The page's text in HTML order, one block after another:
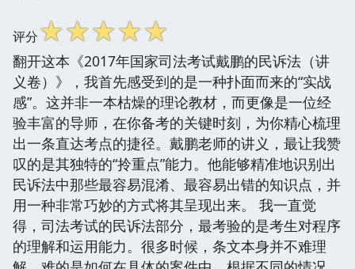
评分☆☆☆☆☆
翻开这本《2017年国家司法考试戴鹏的民诉法（讲
义卷）》，我首先感受到的是一种扑面而来的“实战
感”。这并非一本枯燥的理论教材，而更像是一位经
验丰富的导师，在你备考的关键时刻，为你精心梳理
出一条直达考点的捷径。戴鹏老师的讲义，最让我赞
叹的是其独特的“拎重点”能力。他能够精准地识别出
民诉法中那些最容易混淆、最容易出错的知识点，并
用一种非常巧妙的方式将其呈现出来。 我一直觉
得，司法考试的民诉法部分，最考验的是考生对程序
的理解和运用能力。很多时候，条文本身并不难理